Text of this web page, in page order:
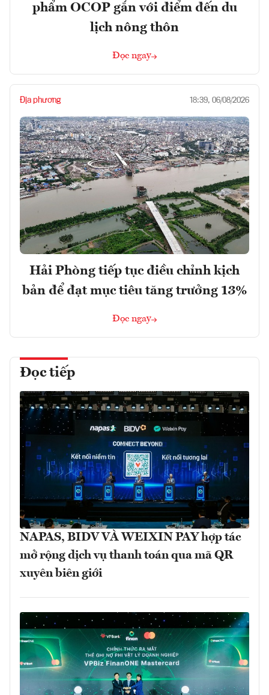
phẩm OCOP gắn với điểm đến du
lịch nông thôn
Đọc ngay
Địa phương 18:39, 06/08/2026
Hải Phòng tiếp tục điều chỉnh kịch
bản để đạt mục tiêu tăng trưởng 13%
Đọc ngay
Đọc tiếp
NAPAS, BIDV VÀ WEIXIN PAY hợp tác
mở rộng dịch vụ thanh toán qua mã QR
xuyên biên giới